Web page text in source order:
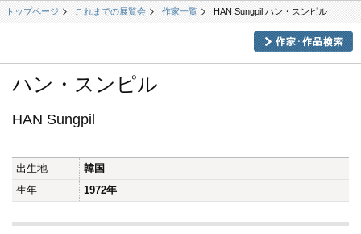
トップページ これまでの展覧会 作家一覧 HAN Sungpil ハン・スンピル
ハン・スンピル
HAN Sungpil
出生地
韓国
生年
1972年